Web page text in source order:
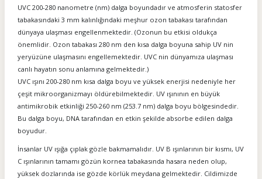
UVC 200-280 nanometre (nm) dalga boyundadır ve atmosferin statosfer
tabakasındaki 3 mm kalınlığındaki meşhur ozon tabakası tarafından
dünyaya ulaşması engellenmektedir. (Ozonun bu etkisi oldukça
önemlidir. Ozon tabakası 280 nm den kısa dalga boyuna sahip UV nin
yeryüzüne ulaşmasını engellemektedir. UVC nin dünyamıza ulaşması
canlı hayatın sonu anlamına gelmektedir.)
UVC ışını 200-280 nm kısa dalga boyu ve yüksek enerjisi nedeniyle her
çeşit mikroorganizmayı öldürebilmektedir. UV ışınının en büyük
antimikrobik etkinliği 250-260 nm (253.7 nm) dalga boyu bölgesindedir.
Bu dalga boyu, DNA tarafından en etkin şekilde absorbe edilen dalga
boyudur.
İnsanlar UV ışığa çıplak gözle bakmamalıdır. UV B ışınlarının bir kısmı, UV
C ışınlarının tamamı gözün kornea tabakasında hasara neden olup,
yüksek dozlarında ise gözde körlük meydana gelmektedir. Cildimizde